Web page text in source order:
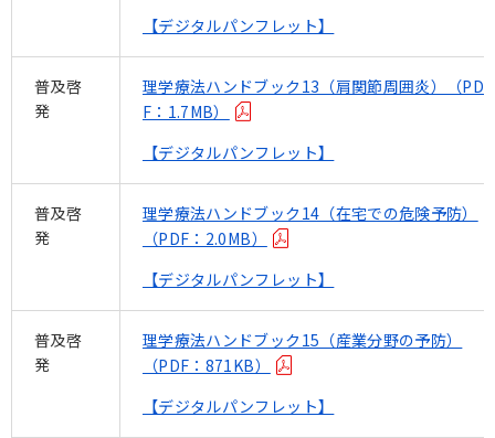
【デジタルパンフレット】
普及啓
発
理学療法ハンドブック13（肩関節周囲炎）（PD
F：1.7MB）
【デジタルパンフレット】
普及啓
発
理学療法ハンドブック14（在宅での危険予防）
（PDF：2.0MB）
【デジタルパンフレット】
普及啓
発
理学療法ハンドブック15（産業分野の予防）
（PDF：871KB）
【デジタルパンフレット】